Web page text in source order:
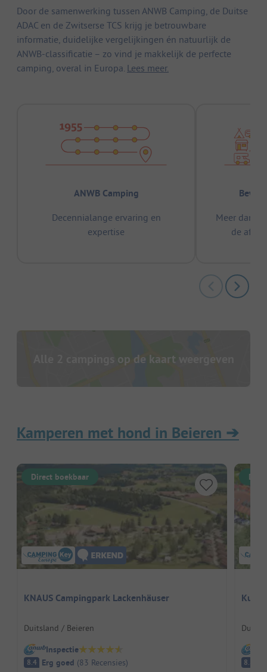
Door de samenwerking tussen ANWB Camping, de Duitse
ADAC en de Zwitserse TCS krijg je betrouwbare
informatie, duidelijke vergelijkingen én natuurlijk de
ANWB-classificatie – zo vind je makkelijk de perfecte
camping, overal in Europa. Lees meer.
ANWB Camping
Decennialange ervaring en
expertise
Meer dan
de
Alle 2 campings op de kaart weergeven
Kamperen met hond in Beieren ➔
Direct boekbaar
KNAUS Campingpark Lackenhäuser
Duitsland / Beieren
Inspectie
8.4 Erg goed (83 Recensies)
8.8